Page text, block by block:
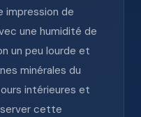
impression de
une humidité de
un peu lourde et
minérales du
intérieures et
cette